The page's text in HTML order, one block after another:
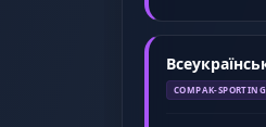
COMPAK-SPORTING